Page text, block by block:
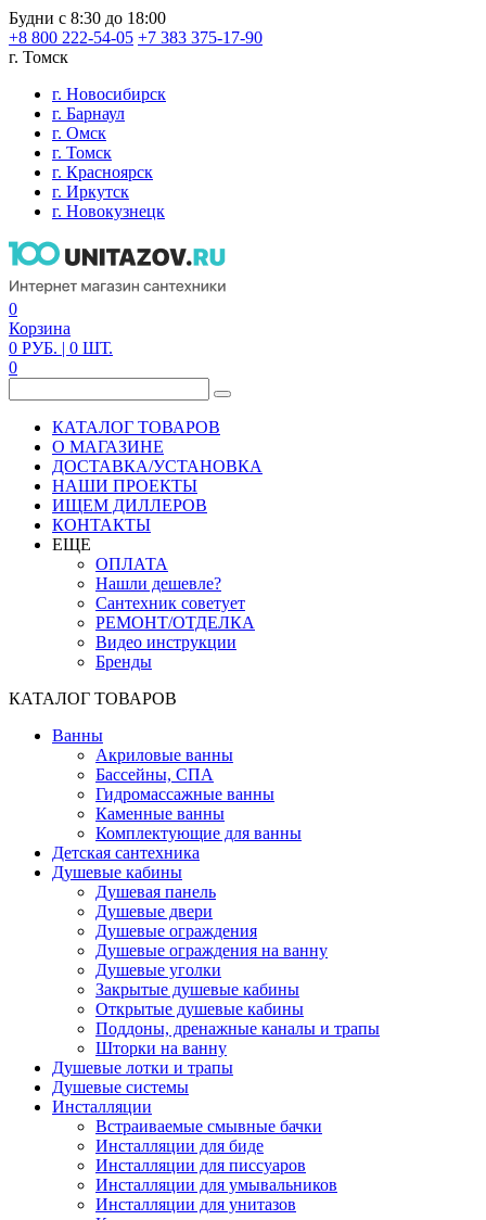
Будни с 8:30 до 18:00
+8 800 222-54-05 +7 383 375-17-90
г. Томск
г. Новосибирск
г. Барнаул
г. Омск
г. Томск
г. Красноярск
г. Иркутск
г. Новокузнецк
0
Корзина
0 РУБ. | 0 ШТ.
0
КАТАЛОГ ТОВАРОВ
О МАГАЗИНЕ
ДОСТАВКА/УСТАНОВКА
НАШИ ПРОЕКТЫ
ИЩЕМ ДИЛЛЕРОВ
КОНТАКТЫ
ЕЩЕ
ОПЛАТА
Нашли дешевле?
Сантехник советует
РЕМОНТ/ОТДЕЛКА
Видео инструкции
Бренды
КАТАЛОГ ТОВАРОВ
Ванны
Акриловые ванны
Бассейны, СПА
Гидромассажные ванны
Каменные ванны
Комплектующие для ванны
Детская сантехника
Душевые кабины
Душевая панель
Душевые двери
Душевые ограждения
Душевые ограждения на ванну
Душевые уголки
Закрытые душевые кабины
Открытые душевые кабины
Поддоны, дренажные каналы и трапы
Шторки на ванну
Душевые лотки и трапы
Душевые системы
Инсталляции
Встраиваемые смывные бачки
Инсталляции для биде
Инсталляции для писсуаров
Инсталляции для умывальников
Инсталляции для унитазов